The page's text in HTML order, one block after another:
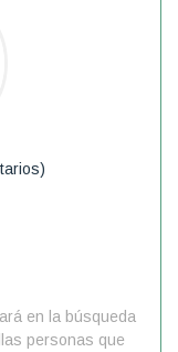
en la búsqueda
personas que